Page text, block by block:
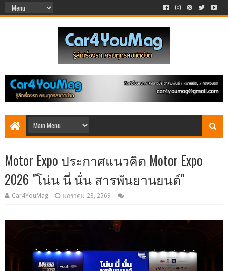
Motor Expo ประกาศแนวคิด Motor Expo
2026 "โน่น นี่ นั่น สารพันยานยนต์"
Car4YouMag มกราคม 23, 2569